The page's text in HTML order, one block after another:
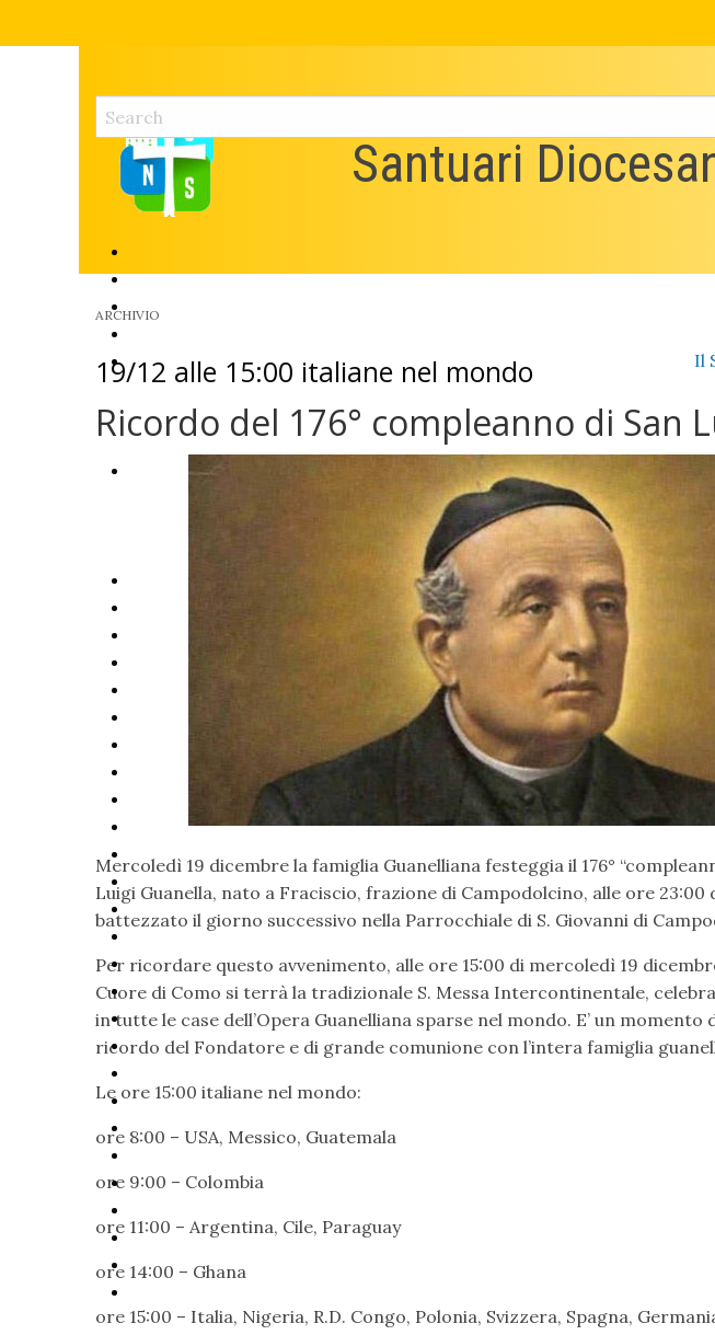
Il
Santuari
ARCHIVIO
19/12 alle 15:00 italiane nel mondo
Ricordo del 176° compleanno di San
Mercoledì 19 dicembre la famiglia Guanelliana festeggia il 176°
Luigi Guanella, nato a Fraciscio, frazione di Campodolcino, alle ore 23:00
battezzato il giorno successivo nella Parrocchiale di S. Giovanni di
Per ricordare questo avvenimento, alle ore 15:00 di mercoledì 19
Cuore di Como si terrà la tradizionale S. Messa Intercontinentale,
in tutte le case dell’Opera Guanelliana sparse nel mondo. E’ un
ricordo del Fondatore e di grande comunione con l’intera famiglia
Le ore 15:00 italiane nel mondo:
ore 8:00 – USA, Messico, Guatemala
ore 9:00 – Colombia
ore 11:00 – Argentina, Cile, Paraguay
ore 14:00 – Ghana
ore 15:00 – Italia, Nigeria, R.D. Congo, Polonia, Svizzera, Spagna,